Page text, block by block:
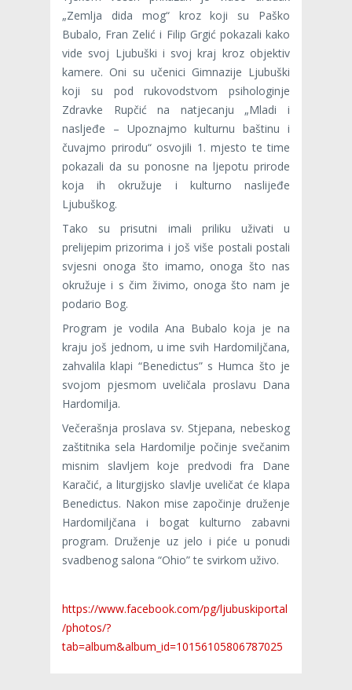
„Zemlja dida mog“ kroz koji su Paško
Bubalo, Fran Zelić i Filip Grgić pokazali kako
vide svoj Ljubuški i svoj kraj kroz objektiv
kamere. Oni su učenici Gimnazije Ljubuški
koji su pod rukovodstvom psihologinje
Zdravke Rupčić na natjecanju „Mladi i
nasljeđe – Upoznajmo kulturnu baštinu i
čuvajmo prirodu“ osvojili 1. mjesto te time
pokazali da su ponosne na ljepotu prirode
koja ih okružuje i kulturno naslijeđe
Ljubuškog.
Tako su prisutni imali priliku uživati u
prelijepim prizorima i još više postali postali
svjesni onoga što imamo, onoga što nas
okružuje i s čim živimo, onoga što nam je
podario Bog.
Program je vodila Ana Bubalo koja je na
kraju još jednom, u ime svih Hardomiljčana,
zahvalila klapi “Benedictus” s Humca što je
svojom pjesmom uveličala proslavu Dana
Hardomilja.
Večerašnja proslava sv. Stjepana, nebeskog
zaštitnika sela Hardomilje počinje svečanim
misnim slavljem koje predvodi fra Dane
Karačić, a liturgijsko slavlje uveličat će klapa
Benedictus. Nakon mise započinje druženje
Hardomiljčana i bogat kulturno zabavni
program. Druženje uz jelo i piće u ponudi
svadbenog salona “Ohio” te svirkom uživo.
https://www.facebook.com/pg/ljubuskiportal
/photos/?
tab=album&album_id=10156105806787025